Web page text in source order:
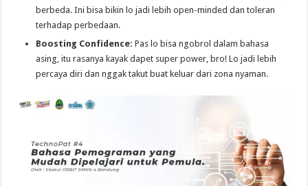
berbeda. Ini bisa bikin lo jadi lebih open-minded dan toleran
terhadap perbedaan.
Boosting Confidence: Pas lo bisa ngobrol dalam bahasa
asing, itu rasanya kayak dapet super power, bro! Lo jadi lebih
percaya diri dan nggak takut buat keluar dari zona nyaman.